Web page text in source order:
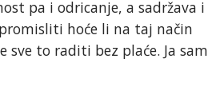
pa i odricanje, a sadržava i
hoće li na taj način
to raditi bez plaće. Ja sam